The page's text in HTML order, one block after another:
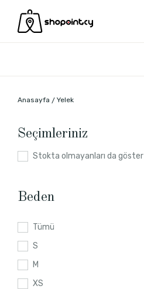
Anasayfa Yelek
Seçimleriniz
Stokta olmayanları da göster
Beden
Tümü
S
M
XS